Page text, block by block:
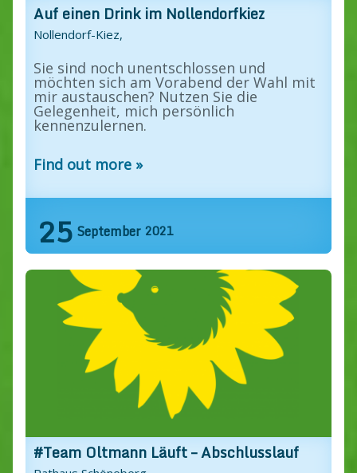
Auf einen Drink im Nollendorfkiez
Nollendorf-Kiez,
Sie sind noch unentschlossen und
möchten sich am Vorabend der Wahl mit
mir austauschen? Nutzen Sie die
Gelegenheit, mich persönlich
kennenzulernen.
Find out more »
25 September 2021
#Team Oltmann Läuft – Abschlusslauf